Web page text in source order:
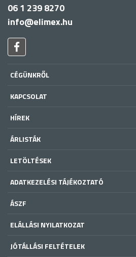
06 1 239 8270
info@elimex.hu
CÉGÜNKRŐL
KAPCSOLAT
HÍREK
ÁRLISTÁK
LETÖLTÉSEK
ADATKEZELÉSI TÁJÉKOZTATÓ
ÁSZF
ELÁLLÁSI NYILATKOZAT
JÓTÁLLÁSI FELTÉTELEK